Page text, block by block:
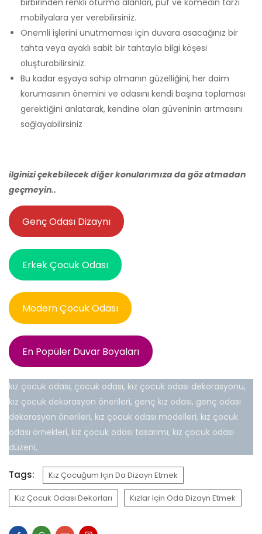
birbirinden renkli oturma alanları, puf ve komedin tarzı
mobilyalara yer verebilirsiniz.
Önemli işlerini unutmaması için duvara asacağınız bir
tahta veya ayaklı sabit bir tahtayla bilgi köşesi
oluşturabilirsiniz.
Bu kadar eşyaya sahip olmanın güzelliğini, her daim
korumasının önemini ve odasını kendi başına toplaması
gerektiğini anlatarak, kendine olan güveninin artmasını
sağlayabilirsiniz
ilginizi çekebilecek diğer konularımıza da göz atmadan
geçmeyin..
Genç Odası Dizaynı
Erkek Çocuk Odası
Modern Çocuk Odası
En Popüler Duvar Boyaları
kız çocuk odası, çocuk odası, kız çocuk odası dekorasyonu,
kız çocuk dekorasyon önerileri, genç kız odası, genç odası
dekorasyon önerileri, kız çocuk odası modelleri, kız çocuk
odası örnekleri, kız çocuk odası tasarımı, kız çocuk odası
düzeni,
Tags: Kız Çocuğum Için Da Dizayn Etmek
Kız Çocuk Odası Dekorları Kızlar Için Oda Dizayn Etmek